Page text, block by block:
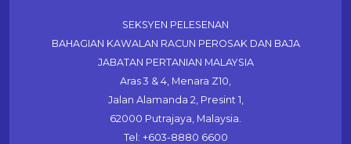
SEKSYEN PELESENAN
BAHAGIAN KAWALAN RACUN PEROSAK DAN BAJA
JABATAN PERTANIAN MALAYSIA
Aras 3 & 4, Menara Z10,
Jalan Alamanda 2, Presint 1,
62000 Putrajaya, Malaysia.
Tel: +603-8880 6600